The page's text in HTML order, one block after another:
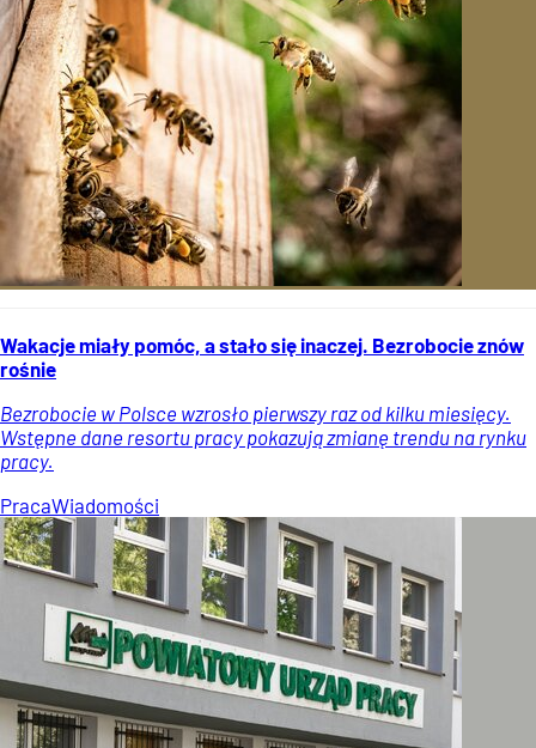
Wakacje miały pomóc, a stało się inaczej. Bezrobocie znów
rośnie
Bezrobocie w Polsce wzrosło pierwszy raz od kilku miesięcy.
Wstępne dane resortu pracy pokazują zmianę trendu na rynku
pracy.
PracaWiadomości